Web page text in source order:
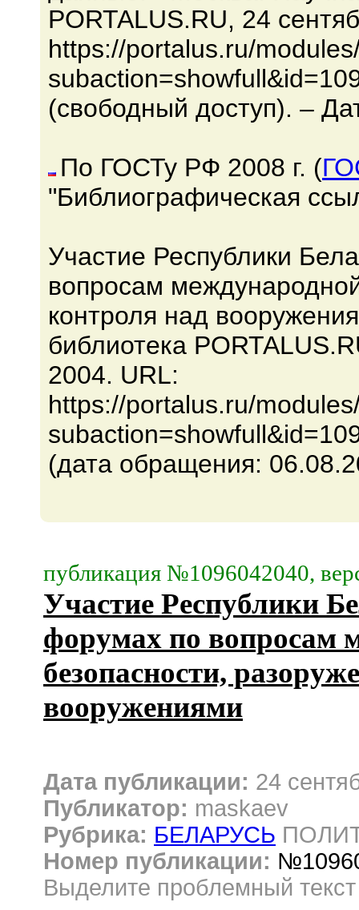
PORTALUS.RU, 24
https://portalus.ru/
(свободный доступ). –
По ГОСТу РФ 2008 г. (
"Библиографическая
Участие Республики
вопросам
контроля над
библиотека
2004. URL:
https://portalus.ru/
(дата обращения:
публикация №1096042040,
Участие Республики
форумах по вопросам
безопасности,
вооружениями
Дата публикации: 24
Публикатор: maskaev
Рубрика: БЕЛАРУСЬ
Номер публикации:
Выделите проблемный